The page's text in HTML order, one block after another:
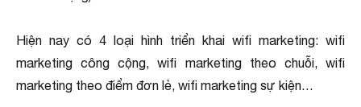
Hiện nay có 4 loại hình triển khai wifi marketing: wifi
marketing công cộng, wifi marketing theo chuỗi, wifi
marketing theo điểm đơn lẻ, wifi marketing sự kiện…